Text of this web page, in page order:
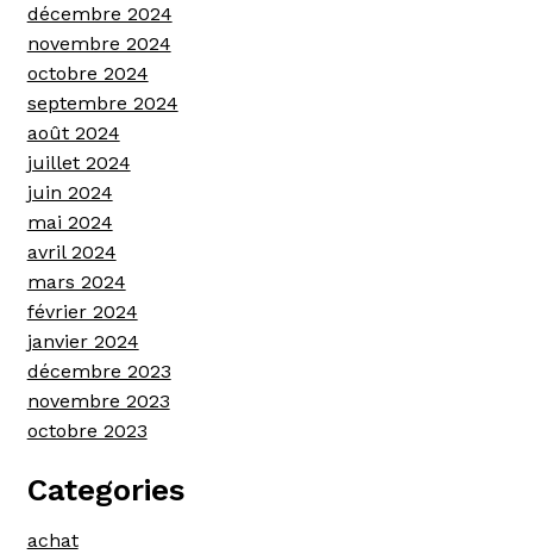
décembre 2024
novembre 2024
octobre 2024
septembre 2024
août 2024
juillet 2024
juin 2024
mai 2024
avril 2024
mars 2024
février 2024
janvier 2024
décembre 2023
novembre 2023
octobre 2023
Categories
achat